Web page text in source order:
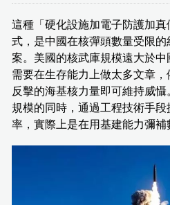
這種「硬化設施加電子防護加
式，是中國在核彈頭數量受限
案。美國的核武庫規模遠大於
需要在生存能力上做太多文章
反擊的海基核力量即可維持威
規模的同時，通過工程技術手
率，實際上是在用基建能力彌補